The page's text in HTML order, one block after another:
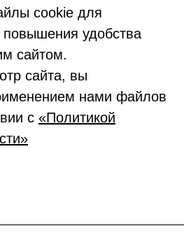
cookie для
повышения удобства
сайтом.
сайта, вы
нами файлов
с «Политикой